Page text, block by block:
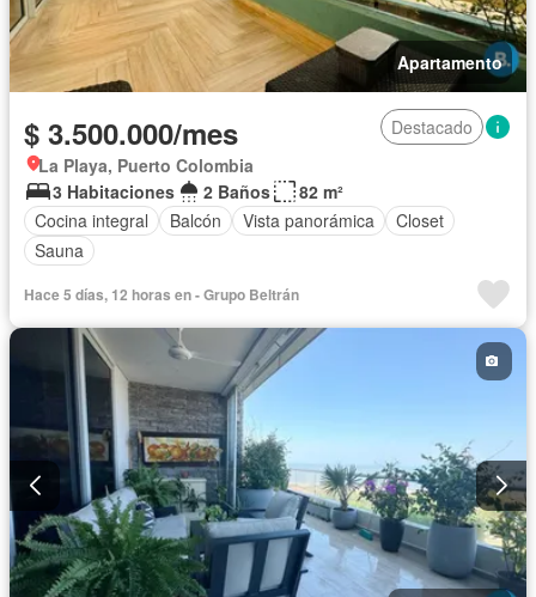
Apartamento
$ 3.500.000/mes
Destacado
La Playa, Puerto Colombia
3 Habitaciones
2 Baños
82 m²
Cocina integral
Balcón Vista panorámica
Closet
Sauna
Hace 5 días, 12 horas en - Grupo Beltrán